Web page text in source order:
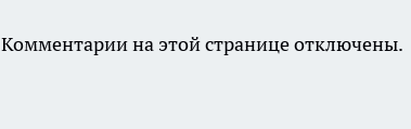
Комментарии на этой странице отключены.